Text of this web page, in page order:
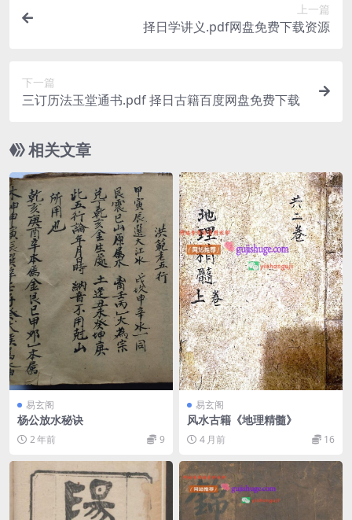
上一篇
择日学讲义.pdf网盘免费下载资源
下一篇
三订历法玉堂通书.pdf 择日古籍百度网盘免费下载
相关文章
易玄阁
杨公放水秘诀
2 年前 9
易玄阁
风水古籍《地理精髓》
4 月前 16